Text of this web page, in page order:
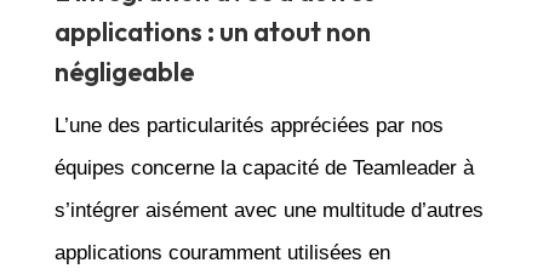
applications : un atout non
négligeable
L’une des particularités appréciées par nos
équipes concerne la capacité de Teamleader à
s’intégrer aisément avec une multitude d’autres
applications couramment utilisées en